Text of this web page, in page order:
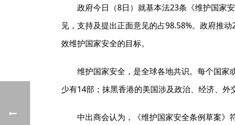
政府今日（8日）就基本法23条《维护国家
见，支持及提出正面意见的占98.58%。政府推
效维护国家安全的目标。
维护国家安全，是全球各地共识。每个国家
少有14部；抹黑香港的美国涉及政治、经济、外
中出商会认为，《维护国家安全条例草案》